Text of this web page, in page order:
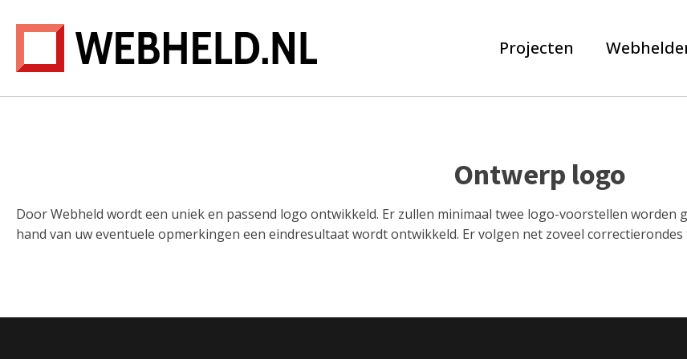
Projecten
Ontwerp logo
Door Webheld wordt een uniek en passend logo ontwikkeld. Er zullen minimaal twee logo-voorstellen worden
hand van uw eventuele opmerkingen een eindresultaat wordt ontwikkeld. Er volgen net zoveel